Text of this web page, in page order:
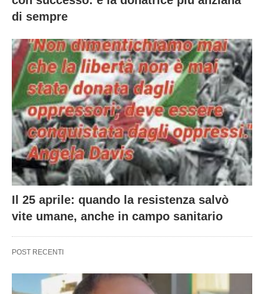
di sempre
Il 25 aprile: quando la resistenza salvò
vite umane, anche in campo sanitario
POST RECENTI